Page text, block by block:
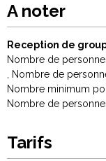
A noter
Reception de
Nombre de
Nombre de
Nombre minimum
Nombre de
Tarifs